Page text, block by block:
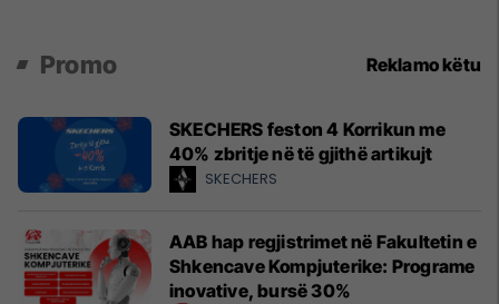
Promo Reklamo këtu
SKECHERS feston 4 Korrikun me
40% zbritje në të gjithë artikujt
SKECHERS
AAB hap regjistrimet në Fakultetin e
Shkencave Kompjuterike: Programe
inovative, bursë 30%